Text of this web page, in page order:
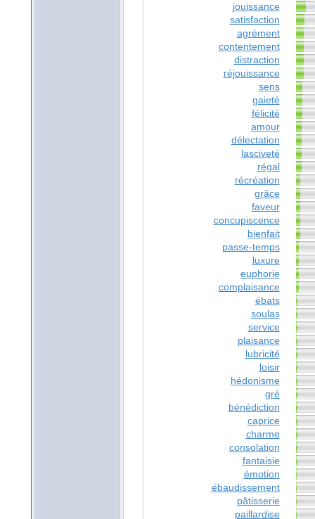
jouissance
satisfaction
agrément
contentement
distraction
réjouissance
sens
gaieté
félicité
amour
délectation
lasciveté
régal
récréation
grâce
faveur
concupiscence
bienfait
passe-temps
luxure
euphorie
complaisance
ébats
soulas
service
plaisance
lubricité
loisir
hédonisme
gré
bénédiction
caprice
charme
consolation
fantaisie
émotion
ébaudissement
pâtisserie
paillardise